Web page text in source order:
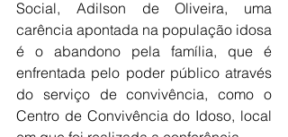
Social, Adilson de Oliveira, uma
carência apontada na população idosa
é o abandono pela família, que é
enfrentada pelo poder público através
do serviço de convivência, como o
Centro de Convivência do Idoso, local